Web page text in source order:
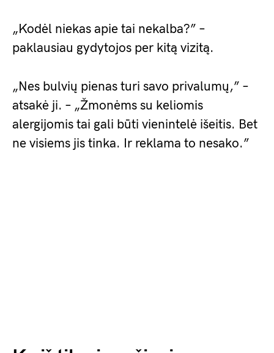
„Kodėl niekas apie tai nekalba?” –
paklausiau gydytojos per kitą vizitą.
„Nes bulvių pienas turi savo privalumų,” –
atsakė ji. – „Žmonėms su keliomis
alergijomis tai gali būti vienintelė išeitis. Bet
ne visiems jis tinka. Ir reklama to nesako.”